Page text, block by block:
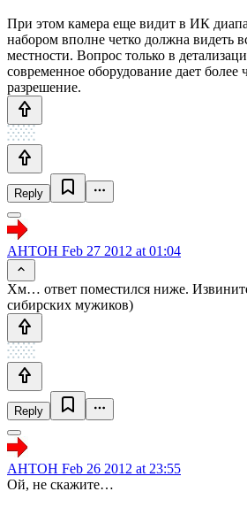
При этом камера еще видит в ИК
набором вполне четко должна видеть
местности. Вопрос только в
современное оборудование дает более
разрешение.
Reply
AHTOH Feb 27 2012 at 01:04
Хм… ответ поместился ниже.
сибирских мужиков)
Reply
AHTOH Feb 26 2012 at 23:55
Ой, не скажите…